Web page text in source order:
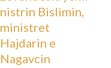
nistrin Bislimin,
ministret
Hajdarin e
Nagavcin